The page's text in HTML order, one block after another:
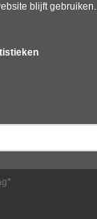
blijft gebruiken.